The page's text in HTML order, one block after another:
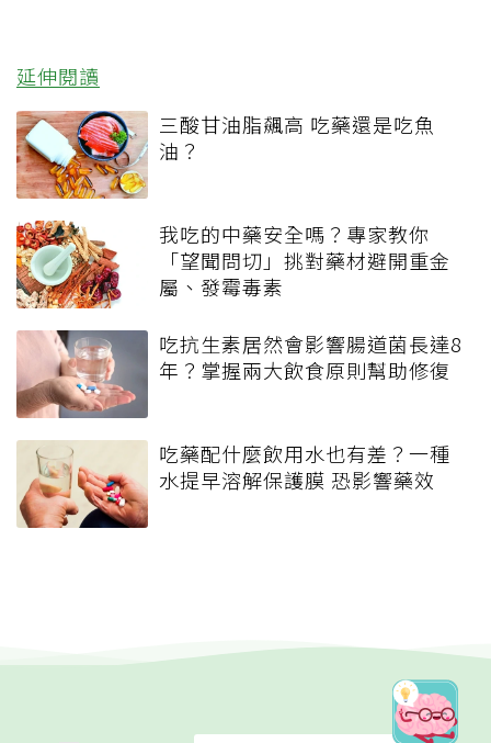
延伸閱讀
三酸甘油脂飆高 吃藥還是吃魚
油？
我吃的中藥安全嗎？專家教你
「望聞問切」挑對藥材避開重金
屬、發霉毒素
吃抗生素居然會影響腸道菌長達8
年？掌握兩大飲食原則幫助修復
吃藥配什麼飲用水也有差？一種
水提早溶解保護膜 恐影響藥效